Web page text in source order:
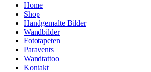
Home
Shop
Handgemalte Bilder
Wandbilder
Fototapeten
Paravents
Wandtattoo
Kontakt